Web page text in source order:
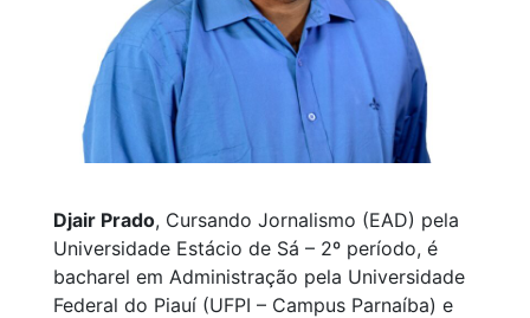
Djair Prado, Cursando Jornalismo (EAD) pela
Universidade Estácio de Sá – 2º período, é
bacharel em Administração pela Universidade
Federal do Piauí (UFPI – Campus Parnaíba) e